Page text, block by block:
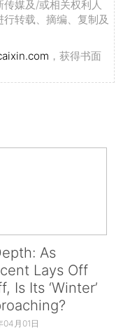
媒及/或相关权利人
转载、摘编、复制及
，获得书面
As
Lays Off
Is Its ‘Winter’
04月01日